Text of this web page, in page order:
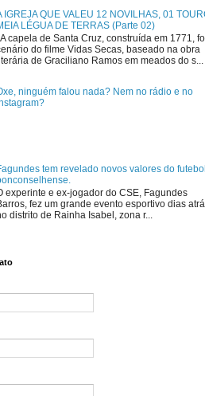
IGREJA QUE VALEU 12 NOVILHAS, 01
LÉGUA DE TERRAS (Parte 02)
A capela de Santa Cruz, construída em 1771,
do filme Vidas Secas, baseado na obra
de Graciliano Ramos em meados do s...
ninguém falou nada? Nem no rádio e no
tem revelado novos valores do futebol
experinte e ex-jogador do CSE, Fagundes
fez um grande evento esportivo dias
distrito de Rainha Isabel, zona r...